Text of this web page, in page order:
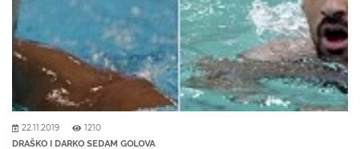
22.11.2019 1210
DRAŠKO I DARKO SEDAM GOLOVA